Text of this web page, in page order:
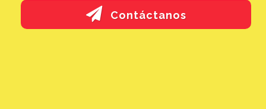
Contáctanos